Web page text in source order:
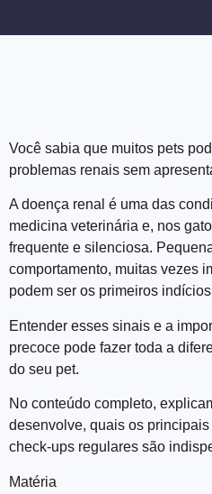
Você sabia que muitos pets
problemas renais sem
A doença renal é uma das
medicina veterinária e, nos
frequente e silenciosa.
comportamento, muitas vezes
podem ser os primeiros
Entender esses sinais e a
precoce pode fazer toda a
do seu pet.
No conteúdo completo,
desenvolve, quais os
check-ups regulares são
Matéria